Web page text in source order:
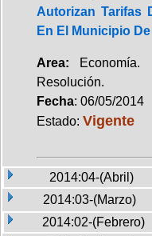
Autorizan Tarifas
En El Municipio
Area:
Resolución.
Fecha: 06/05/2014
Estado: Vigente
2014:04-(Abril)
2014:03-(Marzo)
2014:02-(Febrero)